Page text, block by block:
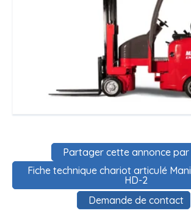
Demande de contact
Partager cette annonce par
Fiche technique chariot articulé
HD-2